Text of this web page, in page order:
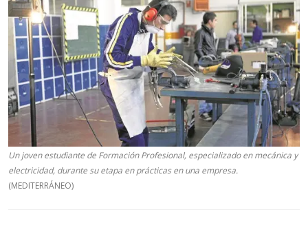
Un joven estudiante de Formación Profesional, especializado en mecánica y
electricidad, durante su etapa en prácticas en una empresa.
(MEDITERRÁNEO)